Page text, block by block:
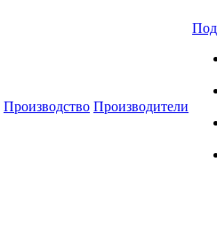
Производство Производители